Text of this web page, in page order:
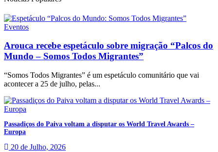
Eventos
Arouca recebe espetáculo sobre migração “Palcos do
Mundo – Somos Todos Migrantes”
“Somos Todos Migrantes” é um espetáculo comunitário que vai
acontecer a 25 de julho, pelas...
Passadiços do Paiva voltam a disputar os World Travel Awards –
Europa
20 de Julho, 2026